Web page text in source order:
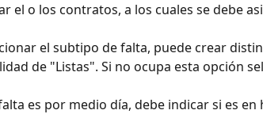
el o los contratos, a los cuales se debe
el subtipo de falta, puede crear
de "Listas". Si no ocupa esta opción
es por medio día, debe indicar si es en